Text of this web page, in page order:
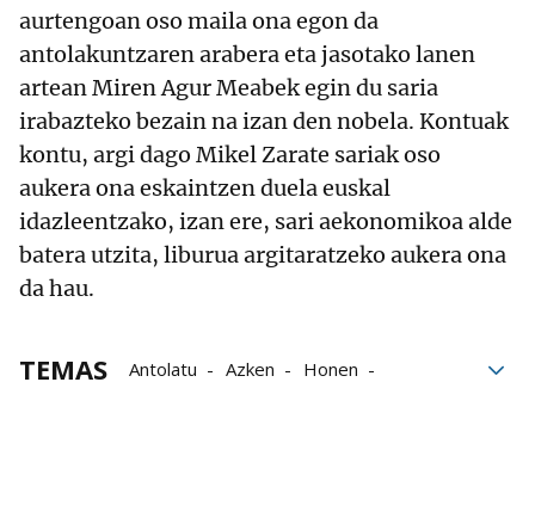
aurtengoan oso maila ona egon da
antolakuntzaren arabera eta jasotako lanen
artean Miren Agur Meabek egin du saria
irabazteko bezain na izan den nobela. Kontuak
kontu, argi dago Mikel Zarate sariak oso
aukera ona eskaintzen duela euskal
idazleentzako, izan ere, sari aekonomikoa alde
batera utzita, liburua argitaratzeko aukera ona
da hau.
TEMAS Antolatu Azken
Honen